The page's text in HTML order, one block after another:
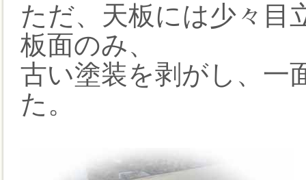
ただ、天板には少々目
板面のみ、
古い塗装を剥がし、一
た。